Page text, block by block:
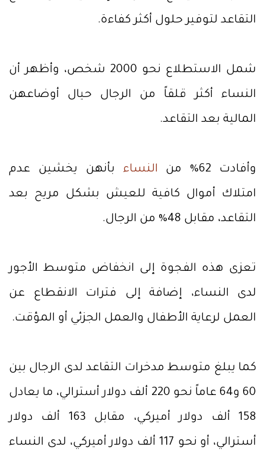
التقاعد لتوفير حلول أكثر كفاءة.
شمل الاستطلاع نحو 2000 شخص، وأظهر أن
النساء أكثر قلقاً من الرجال حيال أوضاعهن
المالية بعد التقاعد.
وأفادت 62% من النساء بأنهن يخشين عدم
امتلاك أموال كافية للعيش بشكل مريح بعد
التقاعد، مقابل 48% من الرجال.
تعزى هذه الفجوة إلى انخفاض متوسط الأجور
لدى النساء، إضافة إلى فترات الانقطاع عن
العمل لرعاية الأطفال والعمل الجزئي أو المؤقت.
كما يبلغ متوسط مدخرات التقاعد لدى الرجال بين
60 و64 عاماً نحو 220 ألف دولار أسترالي، ما يعادل
158 ألف دولار أميركي، مقابل 163 ألف دولار
أسترالي، أو نحو 117 ألف دولار أميركي، لدى النساء